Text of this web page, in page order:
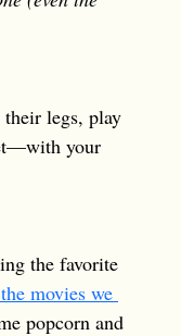
legs, play
your
the favorite
movies we
popcorn and